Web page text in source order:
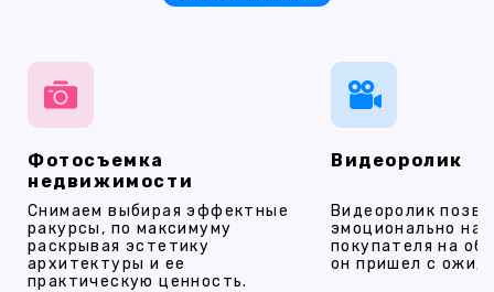
Фотосъемка
недвижимости
Снимаем выбирая эффектные
ракурсы, по максимуму
раскрывая эстетику
архитектуры и ее
практическую ценность.
Видеоролик
Видеоролик
эмоционально
покупателя на
он пришел с